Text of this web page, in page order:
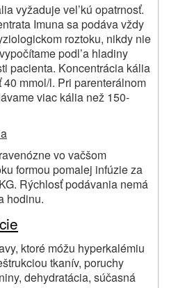
vyžaduje vel’kú opatrnosť.
Imuna sa podáva vždy
roztoku, nikdy nie
podl’a hladiny
pacienta. Koncentrácia kália
mmol/l. Pri parenterálnom
viac kália než 150-
vo vačšom
formou pomalej infúzie za
Rýchlosť podávania nemá
hodinu.
ktoré móžu hyperkalémiu
tkanív, poruchy
dehydratácia, súčasná